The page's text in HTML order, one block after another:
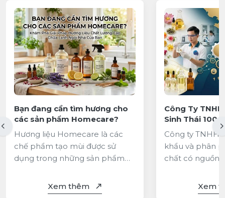
Bạn đang cần tìm hương cho
các sản phẩm Homecare?
Hương liệu Homecare là các
chế phẩm tạo mùi được sử
dụng trong những sản phẩm
không gian sống. Tùy vào công
thức và mục đích sử dụng,
Xem thêm
Công Ty
Sinh Thái
Hương Liệu
Vực Miền Tây,
Công ty TNHH
khẩu và phân
chất có nguồn
tích sản phẩm
Xem